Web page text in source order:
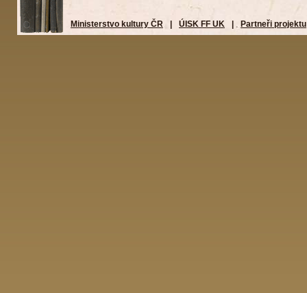
Ministerstvo kultury ČR ÚISK FF UK Partneři projektu